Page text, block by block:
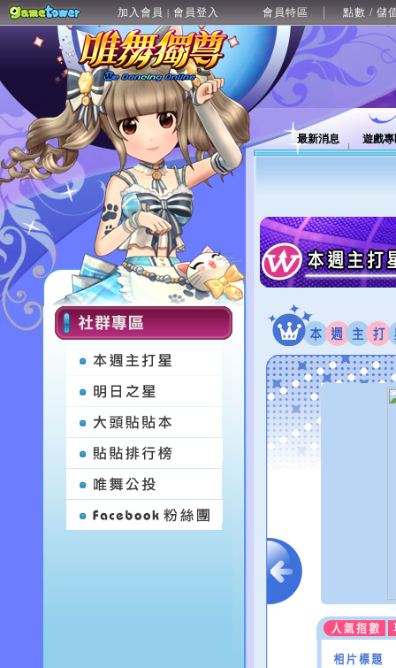
加入會員 | 會員登入 會員特區 點數 / 儲
最新消息 遊戲